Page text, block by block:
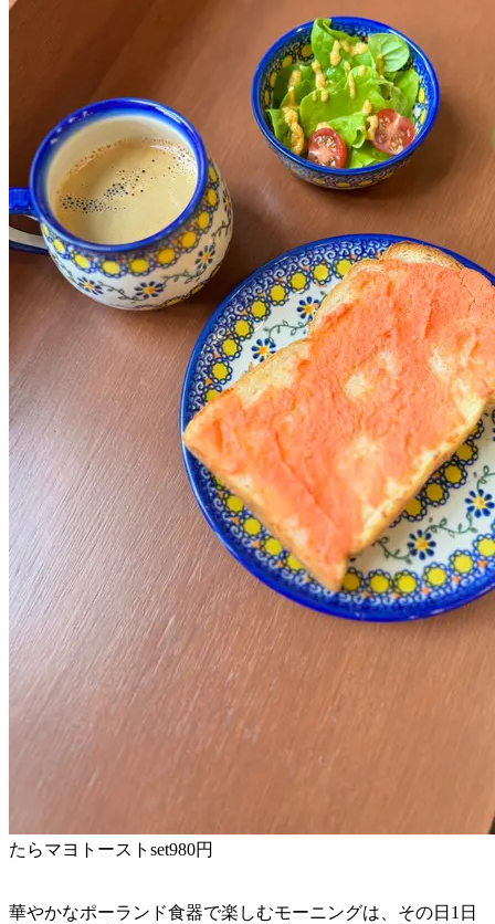
たらマヨトーストset980円
華やかなポーランド食器で楽しむモーニングは、その日1日